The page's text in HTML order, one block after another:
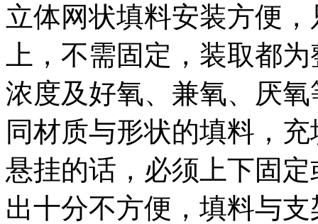
立体网状填料安装方便
上，不需固定，装取都
浓度及好氧、兼氧、厌
同材质与形状的填料，
悬挂的话，必须上下固
出十分不方便，填料与